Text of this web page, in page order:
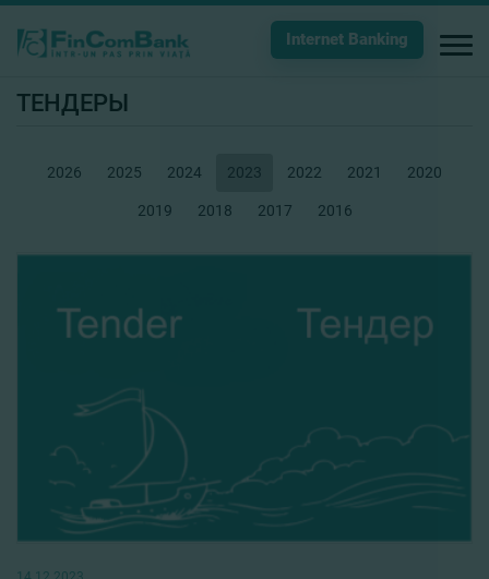
Internet Banking
ТЕНДЕРЫ
2026 2025 2024 2023 2022 2021 2020
2019 2018 2017 2016